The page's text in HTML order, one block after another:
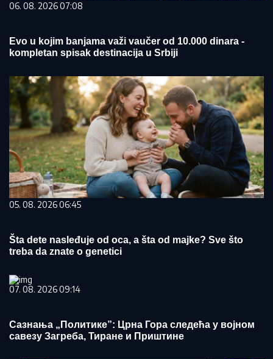
06. 08. 2026 07:08
Evo u kojim banjama važi vaučer od 10.000 dinara -
kompletan spisak destinacija u Srbiji
05. 08. 2026 06:45
Šta dete nasleđuje od oca, a šta od majke? Sve što
treba da znate o genetici
07. 08. 2026 09:14
Сазнања „Политике”: Црна Гора следећа у војном
савезу Загреба, Тиране и Приштине